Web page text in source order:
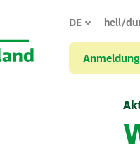
DE hell/